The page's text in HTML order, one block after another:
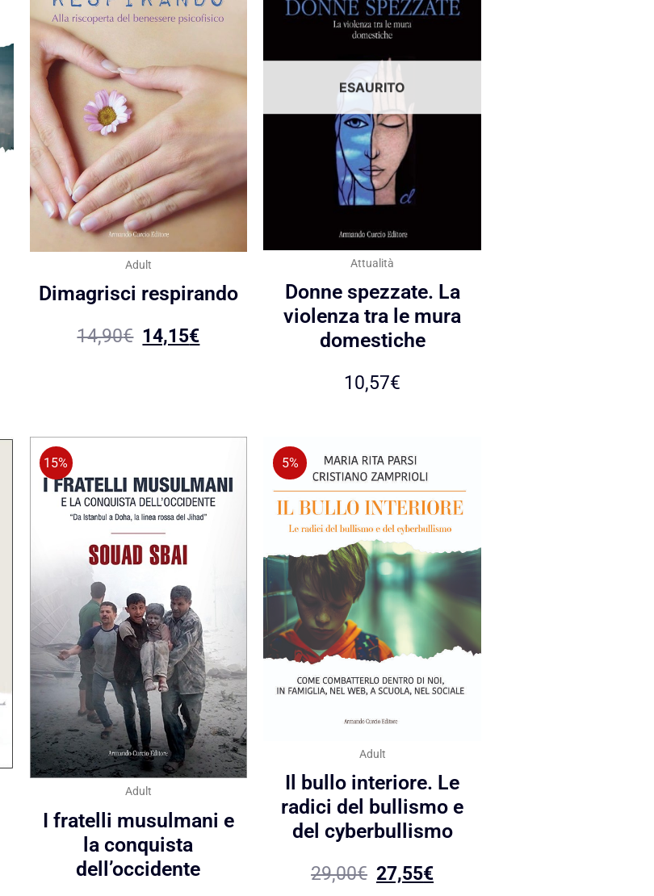
Adult
Dimagrisci respirando
14,90€ 14,15€
ESAURITO
Attualità
Donne spezzate. La
violenza tra le mura
domestiche
10,57€
15%
Adult
I fratelli musulmani e
la conquista
dell’occidente
5%
Adult
Il bullo interiore. Le
radici del bullismo e
del cyberbullismo
29,00€ 27,55€